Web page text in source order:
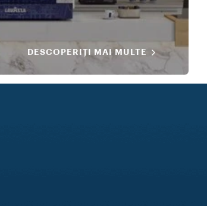
DESCOPERIȚI MAI MULTE